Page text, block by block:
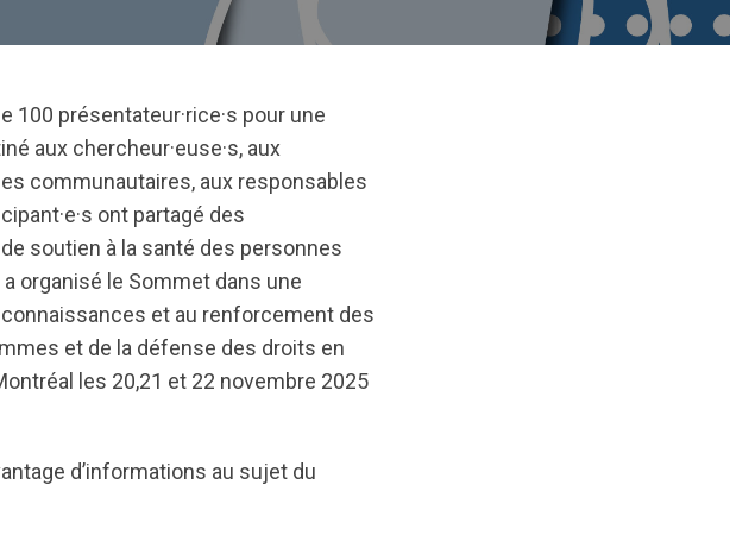
100 présentateur·rice·s pour une
aux chercheur·euse·s, aux
communautaires, aux responsables
ont partagé des
soutien à la santé des personnes
a organisé le Sommet dans une
et au renforcement des
et de la défense des droits en
les 20,21 et 22 novembre 2025
d’informations au sujet du